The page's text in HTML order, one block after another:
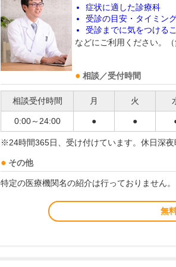
症状に適した診療科
受診の目安・タイミン
受診までに気をつける
などにご利用ください。
相談／受付時間
相談受付時間 月 火
0:00～24:00 ● ●
※24時間365日、受け付けています。休日深
その他
特定の医療機関名の紹介は行っておりません。
無